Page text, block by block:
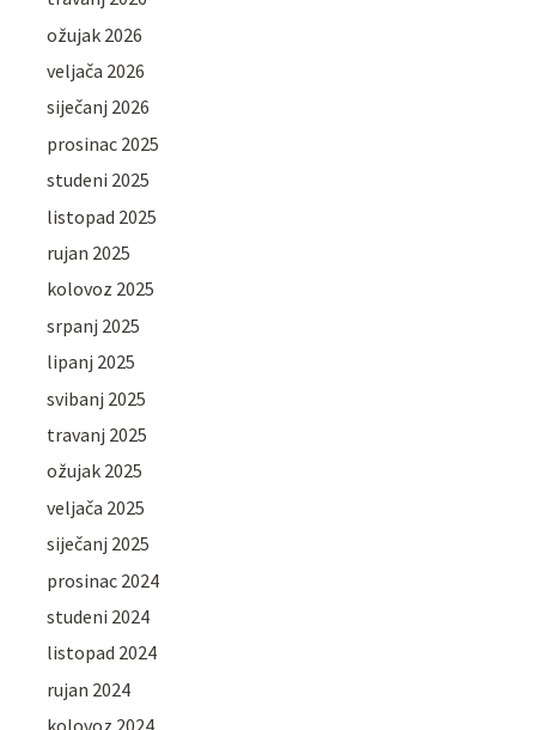
ožujak 2026
veljača 2026
siječanj 2026
prosinac 2025
studeni 2025
listopad 2025
rujan 2025
kolovoz 2025
srpanj 2025
lipanj 2025
svibanj 2025
travanj 2025
ožujak 2025
veljača 2025
siječanj 2025
prosinac 2024
studeni 2024
listopad 2024
rujan 2024